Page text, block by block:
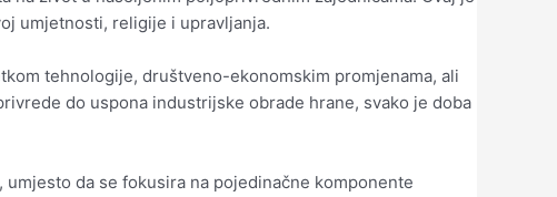
umjetnosti, religije i upravljanja.
tehnologije, društveno-ekonomskim promjenama, ali
do uspona industrijske obrade hrane, svako je doba
da se fokusira na pojedinačne komponente